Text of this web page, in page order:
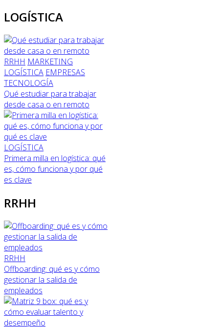
LOGÍSTICA
RRHH MARKETING
LOGÍSTICA EMPRESAS
TECNOLOGÍA
Qué estudiar para trabajar
desde casa o en remoto
LOGÍSTICA
Primera milla en logística: qué
es, cómo funciona y por qué
es clave
RRHH
RRHH
Offboarding: qué es y cómo
gestionar la salida de
empleados